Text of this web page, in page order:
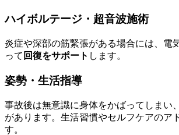
ハイボルテージ・超音波施術
炎症や深部の筋緊張がある場合には、電
って 回復をサポート します。
姿勢・生活指導
事故後は無意識に身体をかばってしまい
があります。生活習慣やセルフケアのア
す。